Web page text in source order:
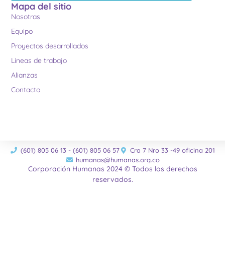
Mapa del sitio
Nosotras
Equipo
Proyectos desarrollados
Lineas de trabajo
Alianzas
Contacto
(601) 805 06 13 - (601) 805 06 57
Cra 7 Nro 33 -49 oficina 201
humanas@humanas.org.co
Corporación Humanas 2024 © Todos los derechos
reservados.